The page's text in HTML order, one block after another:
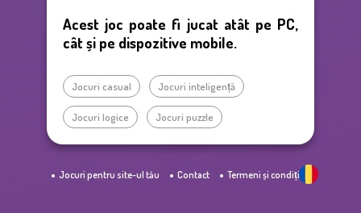
Acest joc poate fi jucat atât pe PC,
cât și pe dispozitive mobile.
Jocuri casual Jocuri inteligență
Jocuri logice Jocuri puzzle
Jocuri pentru site-ul tău Contact Termeni și condiții